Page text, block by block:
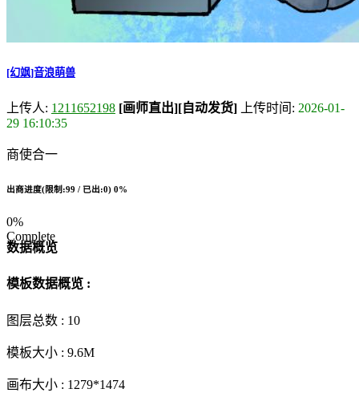
[幻飒]音浪萌兽
上传人: 1211652198 [画师直出][自动发货] 上传时间: 2026-01-
29 16:10:35
商使合一
出商进度(限制:99 / 已出:0) 0%
0%
Complete
数据概览
模板数据概览 :
图层总数 : 10
模板大小 : 9.6M
画布大小 : 1279*1474